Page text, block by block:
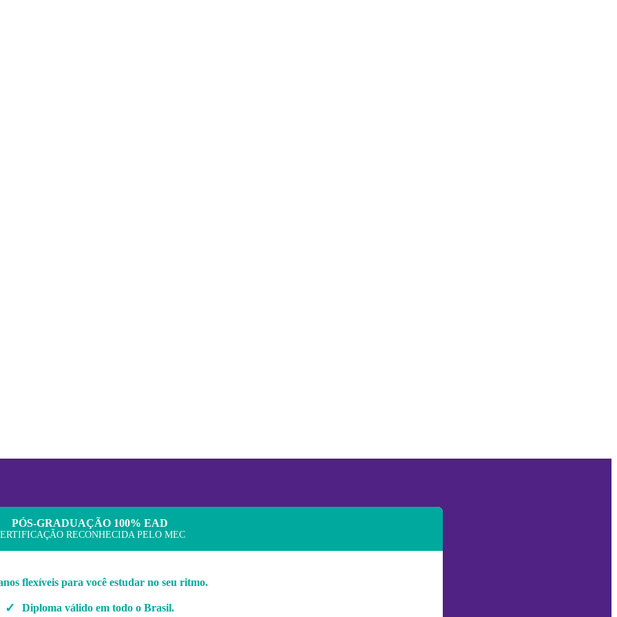
PÓS-GRADUAÇÃO 100% EAD
RECONHECIDA PELO MEC
flexíveis para você estudar no seu ritmo.
Diploma válido em todo o Brasil.